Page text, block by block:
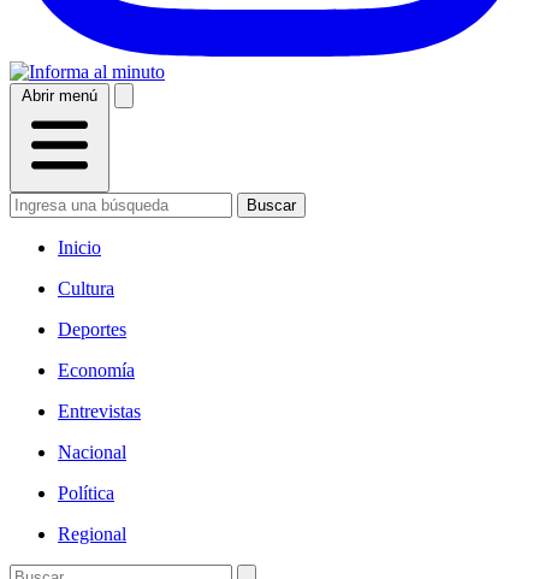
Abrir menú
Buscar
Inicio
Cultura
Deportes
Economía
Entrevistas
Nacional
Política
Regional